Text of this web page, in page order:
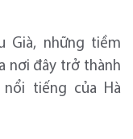
Già, những tiềm
nơi đây trở thành
tiếng của Hà